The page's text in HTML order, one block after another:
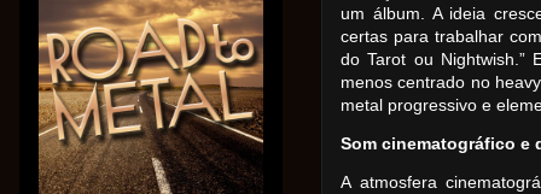
um álbum. A ideia
certas para trabalhar
do Tarot ou Nightwish.”
menos centrado no
metal progressivo e
Som cinematográfico e
A atmosfera